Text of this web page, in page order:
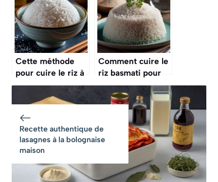
et originale au riz
classique
Cette méthode
pour cuire le riz à
la japonaise, pour
des sushis parfaits
Comment cuire le
riz basmati pour
qu’il ne colle pas ?
Recette authentique de
lasagnes à la bolognaise
maison